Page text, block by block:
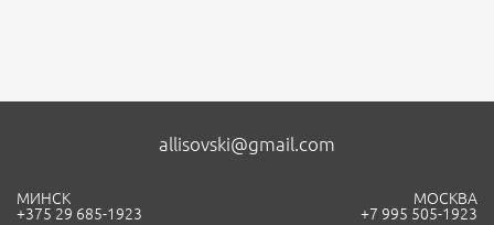
МИНСК
+375 29 685-1923
allisovski@gmail.com
МОСКВА
+7 995 505-1923